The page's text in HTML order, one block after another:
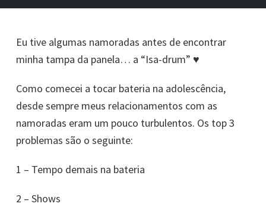
Eu tive algumas namoradas antes de encontrar
minha tampa da panela… a “Isa-drum” ♥
Como comecei a tocar bateria na adolescência,
desde sempre meus relacionamentos com as
namoradas eram um pouco turbulentos. Os top 3
problemas são o seguinte:
1 – Tempo demais na bateria
2 – Shows